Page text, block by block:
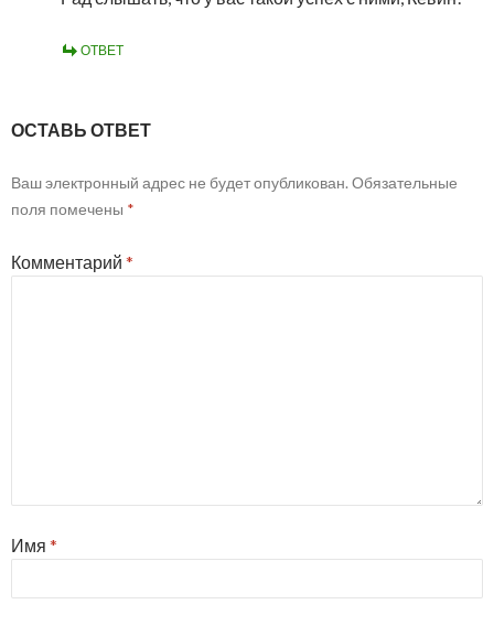
ОТВЕТ
ОСТАВЬ ОТВЕТ
Ваш электронный адрес не будет опубликован. Обязательные
поля помечены *
Комментарий *
Имя *